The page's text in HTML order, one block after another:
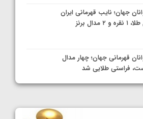
جهان؛ نایب قهرمانی ایران
قهرمانی جهان؛ چهار مدال
فراستی طلایی شد